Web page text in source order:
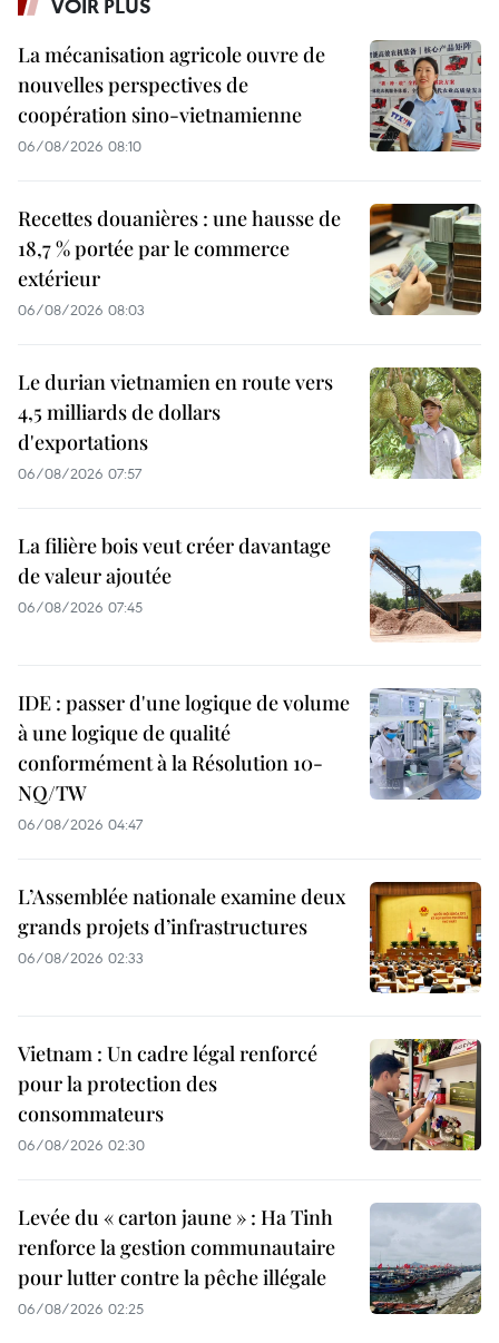
VOIR PLUS
La mécanisation agricole ouvre de
nouvelles perspectives de
coopération sino-vietnamienne
06/08/2026 08:10
Recettes douanières : une hausse de
18,7 % portée par le commerce
extérieur
06/08/2026 08:03
Le durian vietnamien en route vers
4,5 milliards de dollars
d'exportations
06/08/2026 07:57
La filière bois veut créer davantage
de valeur ajoutée
06/08/2026 07:45
IDE : passer d'une logique de volume
à une logique de qualité
conformément à la Résolution 10-
NQ/TW
06/08/2026 04:47
L’Assemblée nationale examine deux
grands projets d’infrastructures
06/08/2026 02:33
Vietnam : Un cadre légal renforcé
pour la protection des
consommateurs
06/08/2026 02:30
Levée du « carton jaune » : Ha Tinh
renforce la gestion communautaire
pour lutter contre la pêche illégale
06/08/2026 02:25